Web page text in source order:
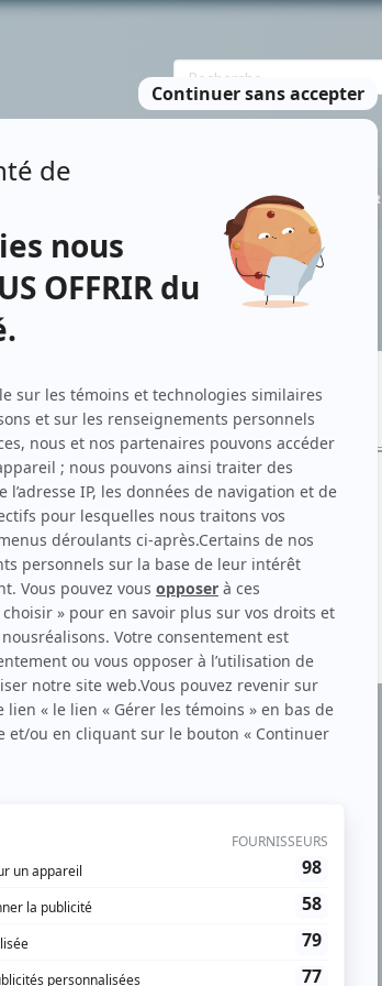
NOUS CONTACTER
je m'en vaisMusicien
qu’on surnomme parfois «l’encyclopédie de
On peut l’entendre régulièrement